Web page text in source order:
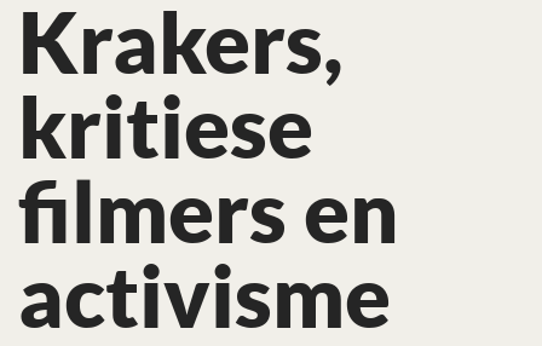
Krakers,
kritiese
filmers en
activisme